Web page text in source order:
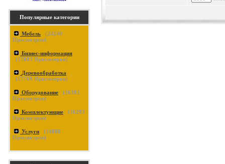
Популярные категории
Мебель (24240
Просмотров)
Бизнес-информация
(17883 Просмотров)
Деревообработка
(17769 Просмотров)
Оборудование (16381
Просмотров)
Комплектующие (16293
Просмотров)
Услуги (14880
Просмотров)